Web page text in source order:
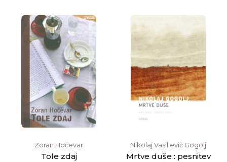
Zoran Hočevar
Tole zdaj
Nikolaj Vasilʹevič Gogolj
Mrtve duše : pesnitev